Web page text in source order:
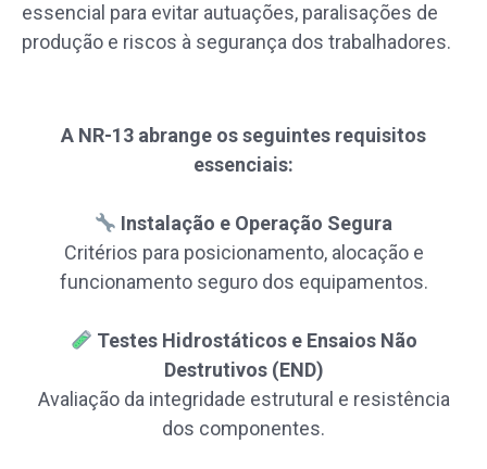
essencial para evitar autuações, paralisações de
produção e riscos à segurança dos trabalhadores.
A NR-13 abrange os seguintes requisitos
essenciais:
Instalação e Operação Segura
Critérios para posicionamento, alocação e
funcionamento seguro dos equipamentos.
Testes Hidrostáticos e Ensaios Não
Destrutivos (END)
Avaliação da integridade estrutural e resistência
dos componentes.